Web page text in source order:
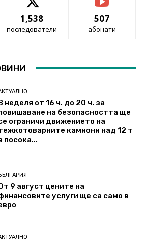
1,538
последователи
507
абонати
неделя от 16 ч. до 20 ч. за
на безопасността ще
ограничи движението на
камиони над 12 т
посока...
9 август цените на
услуги ще са само в